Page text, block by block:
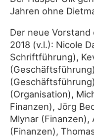
Jahren ohne
Der neue Vorstand
2018 (v.l.): Nicole
Schriftführung),
(Organisation),
Finanzen), Jörg
Mlynar (Finanzen),
(Finanzen),